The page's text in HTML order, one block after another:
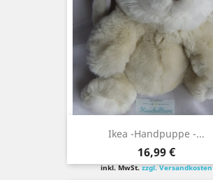
Ikea -Handpuppe -...
Preis
16,99 €
inkl. MwSt.zzgl. Versandkosten